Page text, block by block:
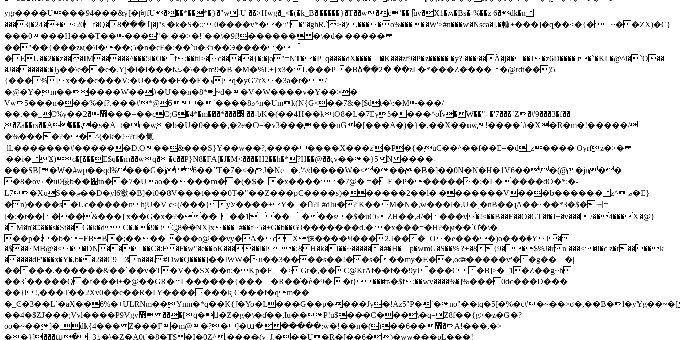
ygr����Ʉ���94���&y[�向fU���*��*�}�"w-U ��>Hwg�_<�(�k_B�|�����}�T��w�cʾ�� |̚uv�X1�ʍ�Bs�-%��z 6�dk�n
���3[�24�+�<20f�Q�߁���8|�j"s �k�S�;; 0����v*��װ"�"�ghR,`>�),����o%�����W'>#n���w�Nsca�].�㡖+���]�q��<�{�~� �ZX)�C}
���0���H���T�����"� ��>�!`��\�9f!������ �\�d�|�����
��"��{���zӎ�\I���;5�n�cF�:��`u�3ר��Э����ׅ�
�EU��2��z���IM�����^���5l�O�f;��hl>�c����{�:�|o"=NT��P_q����dX�����K���zf9�P�z����� �y? ���ʴ��Ã�j����J�z6D���� t�`�KL�@^l�`O��
�J�� �����;�Ϧ��\e��e�.Yj�l�I���fٺ�\��m9�B �M�%L+{x3�L���P�Bձ��2� ��zL�*���Z�����@rdt��)5|
{���%]x���c���V;�U����F��E�ܙ[q�yG7rX�3a�t�/
�@�Y�m������W��#�U��n�8*~d��V�W����v�Y��>�
Vw5���n���%�f?.���#*@6�`����8ͽ^n�Umk(N{G<��7&�[$dt�\:�M���/
��.��_C%y��޶�2���=��cC;G�4*�m���*���᫽ ��-bK�(��4H��ktO8�L�7Eyʖ����^oЇv�W��"- �'7���`Z�#9���3�f��
�Zǡ��rs��A���܁�s�A+t�c�w�b�U�0���,�2e�О=�v3������nG�[���A�)�}�,��X��uw!����`#�X�R�m�!�����/
�%����?��^(�k�!~?r]�氞
˯lL�������#������D.O��&���S}Y��w��?,��������X���z'�P�{�uC��^��f��E=�d_z���� Oyrfz�>�
¦��i�Ϫ)ɢ�[���E$q��m��wq��c��P}N8�FA[�J�M<����H2��h�*?H��@��ҁv���}5N����-
���SB[�W�#wp��qd%���G�jt6��`'T�7�<�J�Ne= �.'^/d����W�<����B�]��0N�N�H�1V6��\�(@�jn��
�8�ov٠�н0倰b��԰tn��7�Uao�����m��(�$�_�x�����7@� =� F �P�������:�L�����dO�*:�-
L7�XuS��ޖ��D�yl6瀲�B]�i0�8V���t���0T�"��Z���pC����s)������2��l� �������V���b������ z^ ޒ�E}
� n)����s�Uc�����nhjU�V c<(/���}yӮ����+Y�_�Ո?L#dIи�? K��M�N�,w���l�,U�ͺ�nB��ɻA��~��*3�$�ㅝ=
[�;�t�����&���] x��G�x�?���_��1��| ���s�$�uC6ZH��,Ԁ/����v�!<��B��F��O�GT�f�I+�v��� /��4���X�@}
�M�r(�ʭ���s�St��G�k�d C�.��̐9� iॢ8��NXĮx���_#��f~5�+G�b��Ѡ�������d.�|�x���=�H?�ϻ��`O̐�\�
��p�:�b�+FBB�;�������oָ@��vy�A�cX铼����Ҹ���2.I���_O�e����)o���ٜ�YJ�
�$��~MB@�<��DN�����C�:F�F�w"�e��oK�����l�l�;8 H�k�l��~������#�H�p�wmG�S��%|?+�8{9��$%J�rn ���<�!�c z�r����k
�����dF'���x�Y�,b��2��C93n���. #Dw�Q����]��IWW�u��3����s��!��s���my�E��,oʛ#�����v'��g���|
�����.������&��`��v�T�V��SX��n;�Kp�F �> Gr�,��C@KrAf��f��9yJ���C �B]>�_1�Z��g~h
��3`�����Q�f���i+�@��GR�⠒L������{����R��֬�ѐ�9� �t}���ԏ�$f:��wv����%�]%���0dc���D���
��}!!,���T��2Xv0��c��R�LY�������k֛ˌC���f�qm��
��4�$ZJ���;Vvl����P9Vgv޹ ���[q�񀷎�Z�g�\�ɗ��,Iu��P!u$��̷�C���\�q=Z8f��{g>�z�G�?
oo�~��]�_dk{4��� Z���F�m@�?�]�ա�|�����:w�!��n�()��6��֋�A!���,�>
��}]���ա�+ۮ3�\�Z�A0t`�8�T$ �I�0Z^,����(y_J.���U�R�[��6�)�ww���pL���!